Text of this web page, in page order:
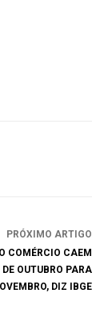
PRÓXIMO ARTIGO
COMÉRCIO CAEM
DE OUTUBRO PARA
DIZ IBGE